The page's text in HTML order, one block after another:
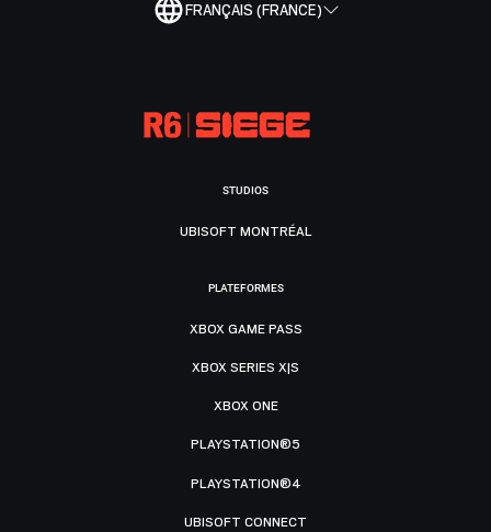
FRANÇAIS (FRANCE)
STUDIOS
UBISOFT MONTRÉAL
PLATEFORMES
XBOX GAME PASS
XBOX SERIES X|S
XBOX ONE
PLAYSTATION®5
PLAYSTATION®4
UBISOFT CONNECT